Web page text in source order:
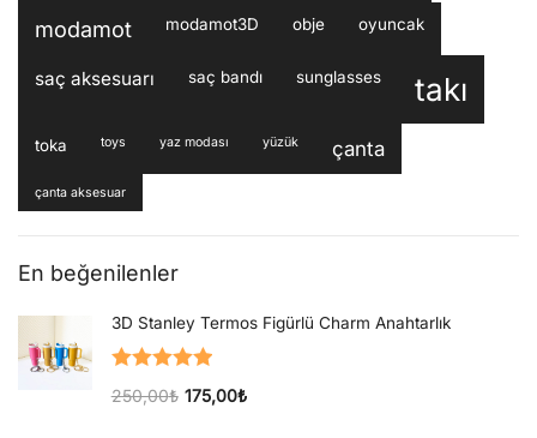
modamot modamot3D obje oyuncak
saç aksesuarı saç bandı sunglasses takı
toka toys yaz modası yüzük çanta
çanta aksesuar
En beğenilenler
3D Stanley Termos Figürlü Charm Anahtarlık
5 üzerinden
250,00₺ 175,00₺